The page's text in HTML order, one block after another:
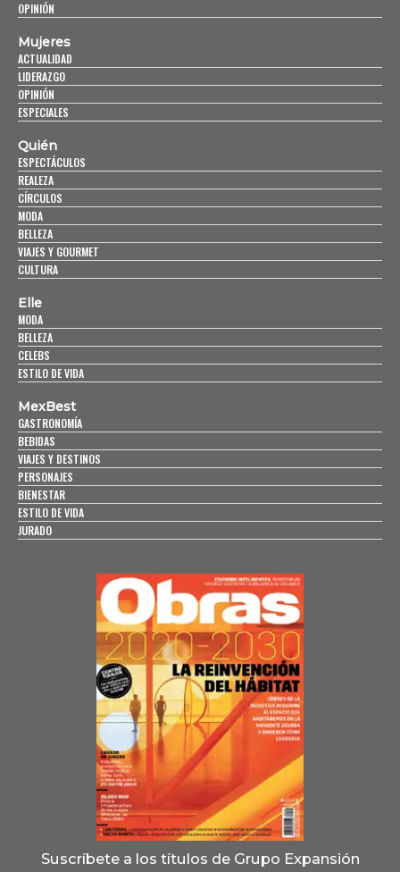
OPINIÓN
Mujeres
ACTUALIDAD
LIDERAZGO
OPINIÓN
ESPECIALES
Quién
ESPECTÁCULOS
REALEZA
CÍRCULOS
MODA
BELLEZA
VIAJES Y GOURMET
CULTURA
Elle
MODA
BELLEZA
CELEBS
ESTILO DE VIDA
MexBest
GASTRONOMÍA
BEBIDAS
VIAJES Y DESTINOS
PERSONAJES
BIENESTAR
ESTILO DE VIDA
JURADO
Suscríbete a los títulos de Grupo Expansión